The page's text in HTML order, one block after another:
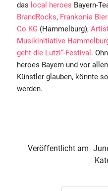
das local heroes Bayern-
BrandRocks, Frankonia
Co KG (Hammelburg),
Musikinitiative
geht die Lutzi“-Festival .
heroes Bayern und vor
Künstler glauben, könnte
werden.
Veröffentlicht am